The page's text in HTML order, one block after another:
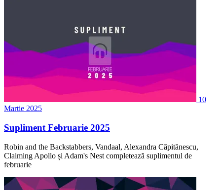
10
Martie 2025
Supliment Februarie 2025
Robin and the Backstabbers, Vandaal, Alexandra Căpitănescu,
Claiming Apollo și Adam's Nest completează suplimentul de
februarie